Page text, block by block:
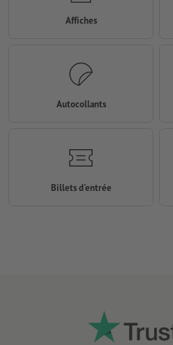
Affiches
Autocollants
Billets d'entrée